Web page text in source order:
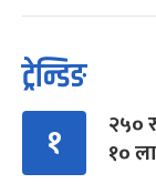
ट्रेन्डिङ
१
२५०
१०